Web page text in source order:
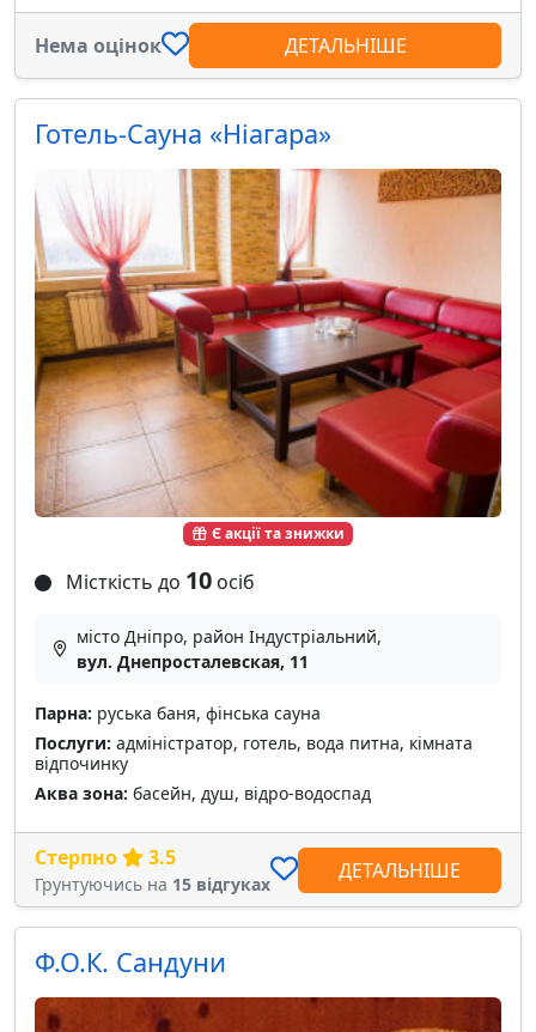
Нема оцінок ДЕТАЛЬНІШЕ
Є акції та знижки
Готель-Сауна «Ніагара»
Місткість до 10 осіб
місто Дніпро, район Індустріальний,
вул. Днепросталевская, 11
Парна: руська баня, фінська сауна
Послуги: адміністратор, готель, вода питна, кімната
відпочинку
Аква зона: басейн, душ, відро-водоспад
Стерпно 3.5
Грунтуючись на 15 відгуках
ДЕТАЛЬНІШЕ
Ф.О.К. Сандуни